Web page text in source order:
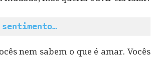
nem sabem o que é amar. Vocês